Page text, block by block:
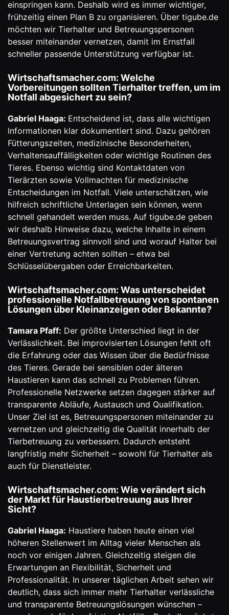
einspringen kann. Deshalb wird es immer wichtiger,
frühzeitig einen Plan B zu organisieren. Über tigube.de
möchten wir Tierhalter und Betreuungspersonen
besser miteinander vernetzen, damit im Ernstfall
schneller passende Unterstützung verfügbar ist.
Wirtschaftsmacher.com: Welche
Vorbereitungen sollten Tierhalter treffen, um im
Notfall abgesichert zu sein?
Gabriel Haaga: Entscheidend ist, dass alle wichtigen
Informationen klar dokumentiert sind. Dazu gehören
Fütterungszeiten, medizinische Besonderheiten,
Verhaltensauffälligkeiten oder wichtige Routinen des
Tieres. Ebenso wichtig sind Kontaktdaten von
Tierärzten sowie Vollmachten für medizinische
Entscheidungen im Notfall. Viele unterschätzen, wie
hilfreich schriftliche Unterlagen sein können, wenn
schnell gehandelt werden muss. Auf tigube.de geben
wir deshalb Hinweise dazu, welche Inhalte in einem
Betreuungsvertrag sinnvoll sind und worauf Halter bei
einer Vertretung achten sollten – etwa bei
Schlüsselübergaben oder Erreichbarkeiten.
Wirtschaftsmacher.com: Was unterscheidet
professionelle Notfallbetreuung von spontanen
Lösungen über Kleinanzeigen oder Bekannte?
Tamara Pfaff: Der größte Unterschied liegt in der
Verlässlichkeit. Bei improvisierten Lösungen fehlt oft
die Erfahrung oder das Wissen über die Bedürfnisse
des Tieres. Gerade bei sensiblen oder älteren
Haustieren kann das schnell zu Problemen führen.
Professionelle Netzwerke setzen dagegen stärker auf
transparente Abläufe, Austausch und Qualifikation.
Unser Ziel ist es, Betreuungspersonen miteinander zu
vernetzen und gleichzeitig die Qualität innerhalb der
Tierbetreuung zu verbessern. Dadurch entsteht
langfristig mehr Sicherheit – sowohl für Tierhalter als
auch für Dienstleister.
Wirtschaftsmacher.com: Wie verändert sich
der Markt für Haustierbetreuung aus Ihrer
Sicht?
Gabriel Haaga: Haustiere haben heute einen viel
höheren Stellenwert im Alltag vieler Menschen als
noch vor einigen Jahren. Gleichzeitig steigen die
Erwartungen an Flexibilität, Sicherheit und
Professionalität. In unserer täglichen Arbeit sehen wir
deutlich, dass sich immer mehr Tierhalter verlässliche
und transparente Betreuungslösungen wünschen –